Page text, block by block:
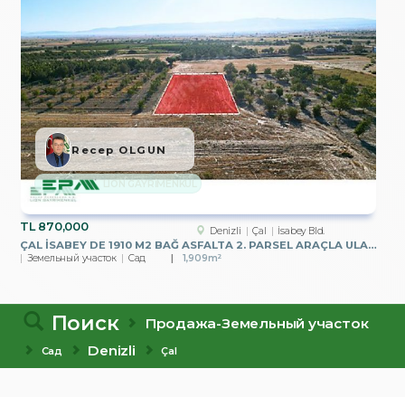
TL870,000 Denizli Çal İsabey Bld.
ÇAL İSABEY DE 1910 M2 BAĞ ASFALTA 2. PARSEL ARAÇLA ULAŞILIR
Земельный участок Сад 1,909m²
LION GAYRİMENKUL
Recep OLGUN
Поиск Продажа-Земельный участок
Сад Denizli Çal